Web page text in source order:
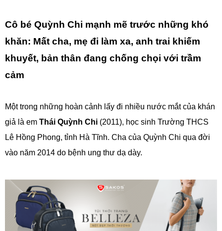
Cô bé Quỳnh Chi mạnh mẽ trước những khó
khăn: Mất cha, mẹ đi làm xa, anh trai khiếm
khuyết, bản thân đang chống chọi với trầm
cảm
Một trong những hoàn cảnh lấy đi nhiều nước mắt của khán
giả là em Thái Quỳnh Chi (2011), học sinh Trường THCS
Lê Hồng Phong, tỉnh Hà Tĩnh. Cha của Quỳnh Chi qua đời
vào năm 2014 do bệnh ung thư dạ dày.